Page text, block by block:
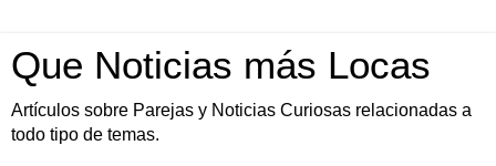
Que Noticias más Locas
Artículos sobre Parejas y Noticias Curiosas relacionadas a
todo tipo de temas.